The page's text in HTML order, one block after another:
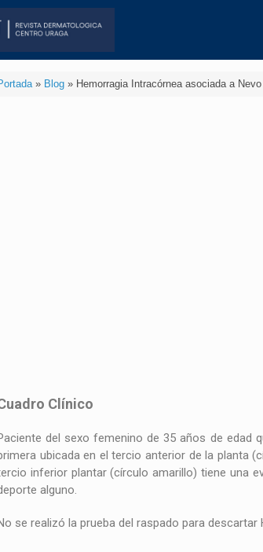
» Blog» Hemorragia Intracórnea asociada a
Clínico
del sexo femenino de 35 años de edad
ubicada en el tercio anterior de la planta
inferior plantar (círculo amarillo) tiene una
alguno.
se realizó la prueba del raspado para